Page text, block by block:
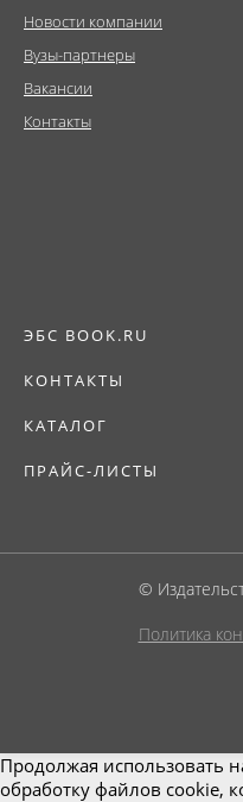
Новости компании
Вузы-партнеры
Вакансии
Контакты
ЭБС BOOK.RU
КОНТАКТЫ
КАТАЛОГ
ПРАЙС-ЛИСТЫ
©
Политика
Продолжая использовать
обработку файлов cookie,